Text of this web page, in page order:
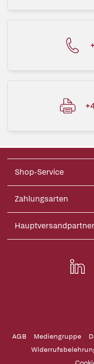
Shop-Service
Zahlungsarten
Hauptversandpartner
AGB Mediengruppe